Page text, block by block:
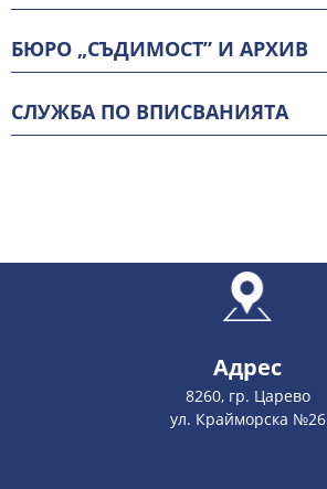
БЮРО „СЪДИМОСТ” И АРХИВ
СЛУЖБА ПО ВПИСВАНИЯТА
Адрес
8260, гр. Царево
ул. Крайморска №26